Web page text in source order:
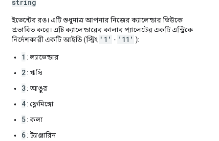
string
ইভেন্টের রঙ। এটি শুধুমাত্র আপনার নিজের ক্যালেন্ডার ভিউকে
প্রভাবিত করে। এটি ক্যালেন্ডারের কালার প্যালেটের একটি এন্ট্রিকে
নির্দেশকারী একটি আইডি (স্ট্রিং '1' - '11' ):
1 : ল্যাভেন্ডার
2: ঋষি
3: আঙুর
4: ফ্লেমিঙ্গো
5: কলা
6: ট্যাঞ্জারিন